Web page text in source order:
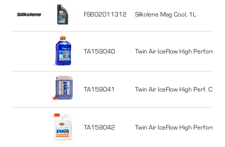
FS602011312 Silkolene Mag Cool, 1L
TA159040 Twin Air IceFlow High
TA159041 Twin Air IceFlow High Perf.
TA159042 Twin Air IceFlow High